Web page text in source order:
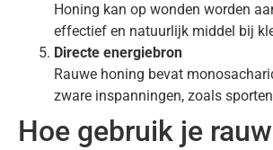
Honing kan op wonden worden
effectief en natuurlijk middel bij
Directe energiebron
Rauwe honing bevat
zware inspanningen, zoals
Hoe gebruik je